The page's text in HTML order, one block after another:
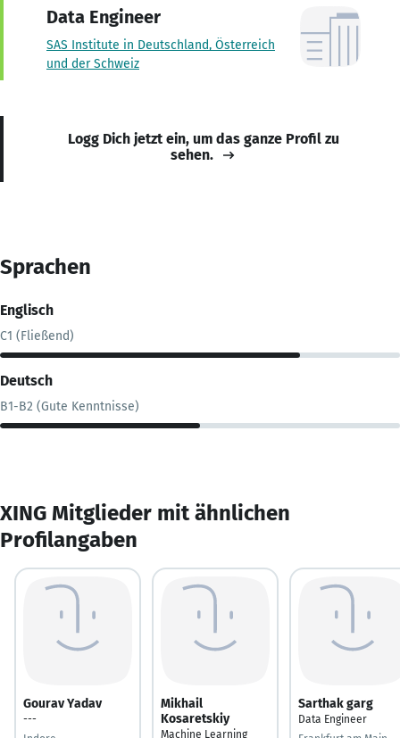
Data Engineer
SAS Institute in Deutschland, Österreich
und der Schweiz
Logg Dich jetzt ein, um das ganze Profil zu
sehen.
Sprachen
Englisch
C1 (Fließend)
Deutsch
B1-B2 (Gute Kenntnisse)
XING Mitglieder mit ähnlichen
Profilangaben
Gourav Yadav
---
Mikhail
Kosaretskiy
Machine Learning
Sarthak garg
Data Engineer